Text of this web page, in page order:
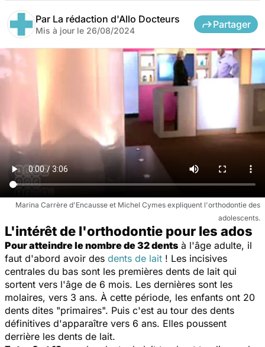
Par La rédaction d'Allo Docteurs
Mis à jour le 26/08/2024
Partager
Marina Carrère d'Encausse et Michel Cymes expliquent l'orthodontie des
adolescents.
L'intérêt de l'orthodontie pour les ados
Pour atteindre le nombre de 32 dents à l'âge adulte, il
faut d'abord avoir des dents de lait ! Les incisives
centrales du bas sont les premières dents de lait qui
sortent vers l'âge de 6 mois. Les dernières sont les
molaires, vers 3 ans. À cette période, les enfants ont 20
dents dites "primaires". Puis c'est au tour des dents
définitives d'apparaître vers 6 ans. Elles poussent
derrière les dents de lait.